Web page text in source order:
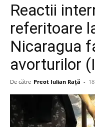
Reactii
referitoare
Nicaragua
avorturilor
De către Preot Iulian Raţă -